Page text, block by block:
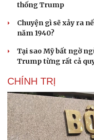
thống Trump
Chuyện gì sẽ xảy ra
năm 1940?
Tại sao Mỹ bất ngờ
Trump từng rất cả
CHÍNH TRỊ